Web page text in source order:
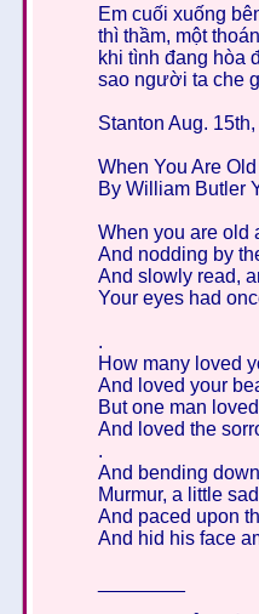
Em cuối xuống
thì thầm, một
khi tình đang hòa
sao người ta che
Stanton Aug.
When You Are Old
By William Butler
When you are old
And nodding by
And slowly read,
Your eyes had
.
How many loved
And loved your
But one man
And loved the
.
And bending
Murmur, a little
And paced upon
And hid his face